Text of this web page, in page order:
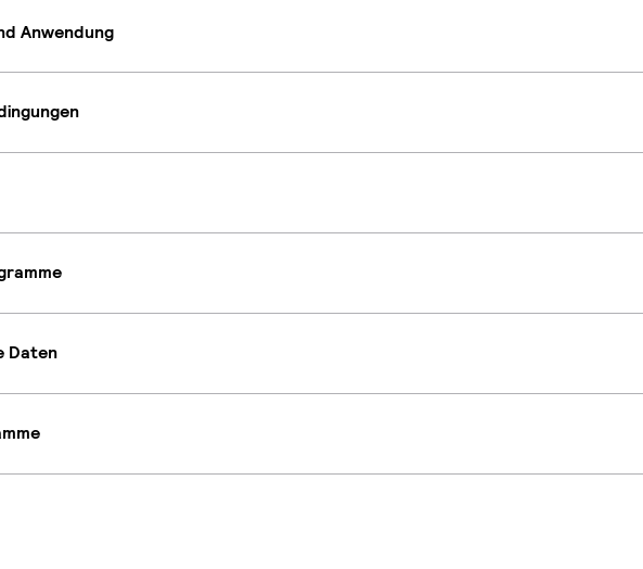
Anwendung
Daten